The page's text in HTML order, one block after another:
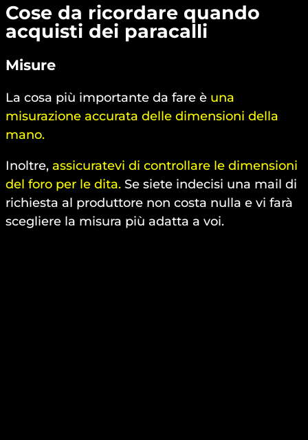
Cose da ricordare quando
acquisti dei paracalli
Misure
La cosa più importante da fare è una
misurazione accurata delle dimensioni della
mano.
Inoltre, assicuratevi di controllare le dimensioni
del foro per le dita. Se siete indecisi una mail di
richiesta al produttore non costa nulla e vi farà
scegliere la misura più adatta a voi.